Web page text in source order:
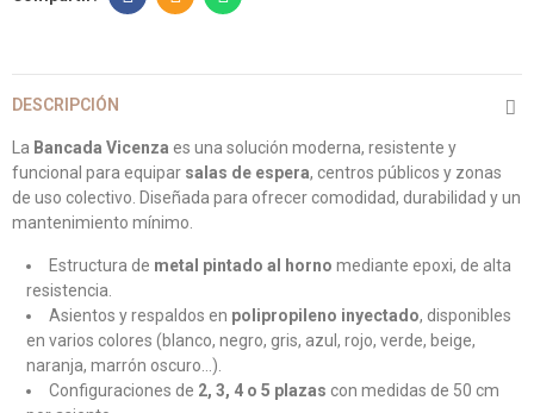
DESCRIPCIÓN
La Bancada Vicenza es una solución moderna, resistente y
funcional para equipar salas de espera, centros públicos y zonas
de uso colectivo. Diseñada para ofrecer comodidad, durabilidad y un
mantenimiento mínimo.
Estructura de metal pintado al horno mediante epoxi, de alta
resistencia.
Asientos y respaldos en polipropileno inyectado, disponibles
en varios colores (blanco, negro, gris, azul, rojo, verde, beige,
naranja, marrón oscuro...).
Configuraciones de 2, 3, 4 o 5 plazas con medidas de 50 cm